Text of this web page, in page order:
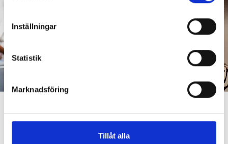
y
c
k
e
v
Inställningar
Statistik
Marknadsföring
Tillåt alla
DEBATT
snällt. Många gånger är det bara ett svek”, skriver Ulrica Björkblom